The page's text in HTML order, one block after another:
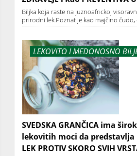
Biljka koja raste na juznoafrickoj
prirodni lek.Poznat je kao majčino čudo,
LEKOVITO I MEDONOSNO
SVEDSKA GRANČICA ima
lekovitih moci da predstavlja
LEK PROTIV SKORO SVIH